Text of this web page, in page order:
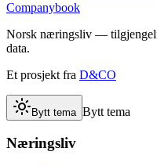
Companybook
Norsk næringsliv —
data.
Et prosjekt fra D&CO
Bytt tema Bytt tema
Næringsliv